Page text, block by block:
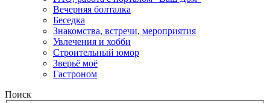
Вечерняя болталка
Беседка
Знакомства, встречи, мероприятия
Увлечения и хобби
Строительный юмор
Зверьё моё
Гастроном
Поиск